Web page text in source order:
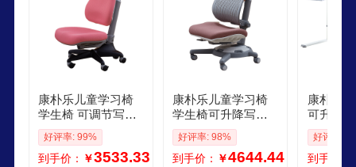
康朴乐儿童学习椅
学生椅 可调节写字
桌椅套装课桌椅家
用 牛顿学习椅 莫兰
迪粉
好评率: 99%
到手价： ￥3533.33
康朴乐儿童学习椅
学生椅可升降写字
桌椅套装课桌椅家
用 柏拉图学习椅 莫
兰迪粉
好评率: 98%
到手价： ￥4644.44
康朴乐
可升降
椅套装
牛津学
好评率:
到手价：